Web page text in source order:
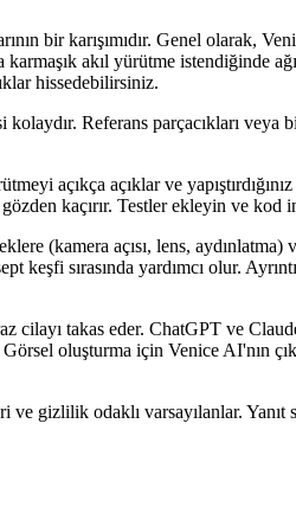
bir karışımıdır. Genel olarak,
akıl yürütme istendiğinde
hissedebilirsiniz.
Referans parçacıkları
açıkça açıklar ve
kaçırır. Testler ekleyin ve kod
(kamera açısı, lens,
sırasında yardımcı olur.
cilayı takas eder. ChatGPT ve
oluşturma için Venice AI'nın
gizlilik odaklı varsayılanlar.